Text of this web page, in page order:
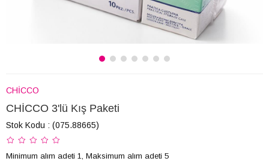
CHİCCO
CHİCCO 3'lü Kış Paketi
Stok Kodu (075.88665)
Minimum alım adeti 1, Maksimum alım adeti 5